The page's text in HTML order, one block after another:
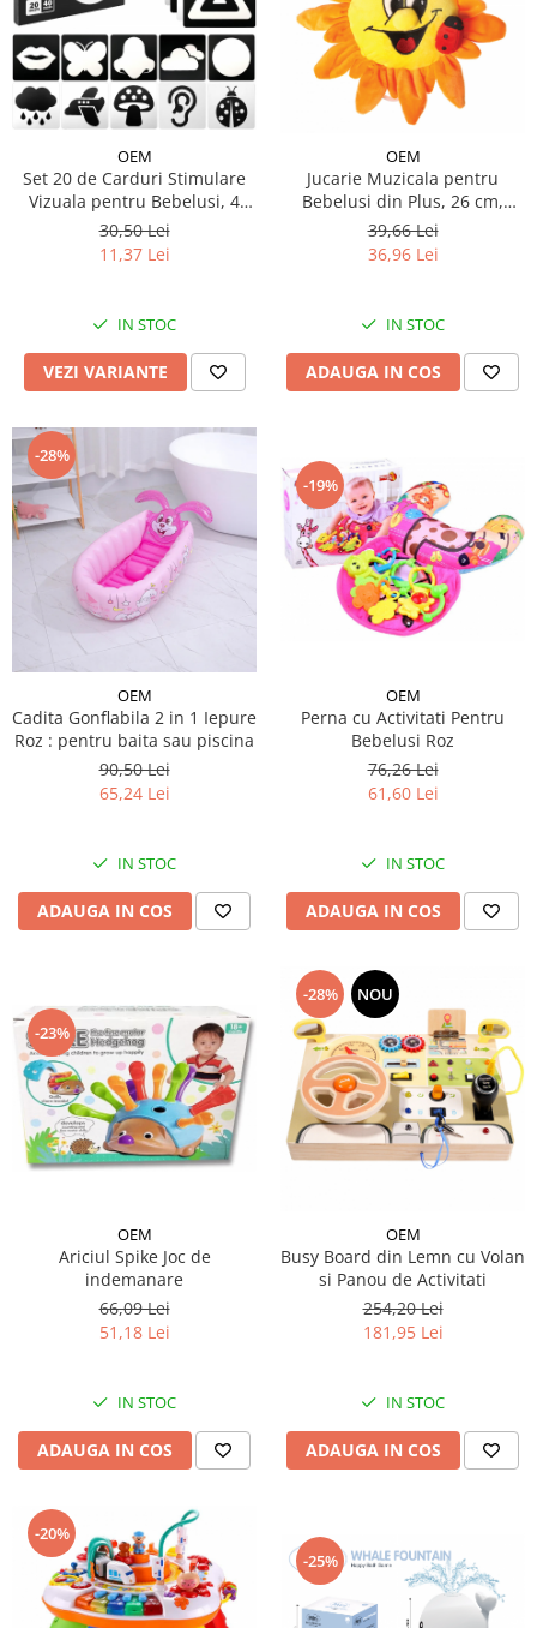
OEM
Set 20 de Carduri Stimulare
Vizuala pentru Bebelusi, 4
Etape de Dezvoltare
30,50 Lei
11,37 Lei
IN STOC
VEZI VARIANTE
OEM
Jucarie Muzicala pentru
Bebelusi din Plus, 26 cm,
Soare Zambitor
39,66 Lei
36,96 Lei
IN STOC
ADAUGA IN COS
-28%
OEM
Cadita Gonflabila 2 in 1 Iepure
Roz : pentru baita sau piscina
90,50 Lei
65,24 Lei
IN STOC
ADAUGA IN COS
-19%
OEM
Perna cu Activitati Pentru
Bebelusi Roz
76,26 Lei
61,60 Lei
IN STOC
ADAUGA IN COS
-23%
OEM
Ariciul Spike Joc de
indemanare
66,09 Lei
51,18 Lei
IN STOC
ADAUGA IN COS
-28% NOU
OEM
Busy Board din Lemn cu Volan
si Panou de Activitati
254,20 Lei
181,95 Lei
IN STOC
ADAUGA IN COS
-20%
-25%